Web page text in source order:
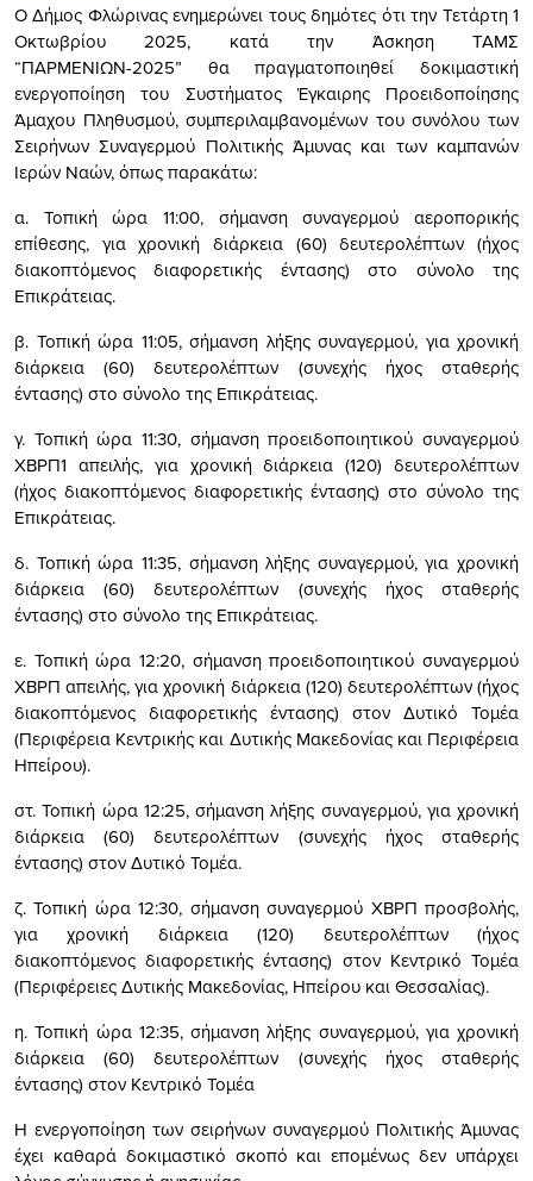
Ο Δήμος Φλώρινας ενημερώνει τους δημότες ότι την Τετάρτη 1
Οκτωβρίου 2025, κατά την Άσκηση ΤΑΜΣ
“ΠΑΡΜΕΝΙΩΝ-2025” θα πραγματοποιηθεί δοκιμαστική
ενεργοποίηση του Συστήματος Έγκαιρης Προειδοποίησης
Άμαχου Πληθυσμού, συμπεριλαμβανομένων του συνόλου των
Σειρήνων Συναγερμού Πολιτικής Άμυνας και των καμπανών
Ιερών Ναών, όπως παρακάτω:
α. Τοπική ώρα 11:00, σήμανση συναγερμού αεροπορικής
επίθεσης, για χρονική διάρκεια (60) δευτερολέπτων (ήχος
διακοπτόμενος διαφορετικής έντασης) στο σύνολο της
Επικράτειας.
β. Τοπική ώρα 11:05, σήμανση λήξης συναγερμού, για χρονική
διάρκεια (60) δευτερολέπτων (συνεχής ήχος σταθερής
έντασης) στο σύνολο της Επικράτειας.
γ. Τοπική ώρα 11:30, σήμανση προειδοποιητικού συναγερμού
ΧΒΡΠ1 απειλής, για χρονική διάρκεια (120) δευτερολέπτων
(ήχος διακοπτόμενος διαφορετικής έντασης) στο σύνολο της
Επικράτειας.
δ. Τοπική ώρα 11:35, σήμανση λήξης συναγερμού, για χρονική
διάρκεια (60) δευτερολέπτων (συνεχής ήχος σταθερής
έντασης) στο σύνολο της Επικράτειας.
ε. Τοπική ώρα 12:20, σήμανση προειδοποιητικού συναγερμού
ΧΒΡΠ απειλής, για χρονική διάρκεια (120) δευτερολέπτων (ήχος
διακοπτόμενος διαφορετικής έντασης) στον Δυτικό Τομέα
(Περιφέρεια Κεντρικής και Δυτικής Μακεδονίας και Περιφέρεια
Ηπείρου).
στ. Τοπική ώρα 12:25, σήμανση λήξης συναγερμού, για χρονική
διάρκεια (60) δευτερολέπτων (συνεχής ήχος σταθερής
έντασης) στον Δυτικό Τομέα.
ζ. Τοπική ώρα 12:30, σήμανση συναγερμού ΧΒΡΠ προσβολής,
για χρονική διάρκεια (120) δευτερολέπτων (ήχος
διακοπτόμενος διαφορετικής έντασης) στον Κεντρικό Τομέα
(Περιφέρειες Δυτικής Μακεδονίας, Ηπείρου και Θεσσαλίας).
η. Τοπική ώρα 12:35, σήμανση λήξης συναγερμού, για χρονική
διάρκεια (60) δευτερολέπτων (συνεχής ήχος σταθερής
έντασης) στον Κεντρικό Τομέα
Η ενεργοποίηση των σειρήνων συναγερμού Πολιτικής Άμυνας
έχει καθαρά δοκιμαστικό σκοπό και επομένως δεν υπάρχει